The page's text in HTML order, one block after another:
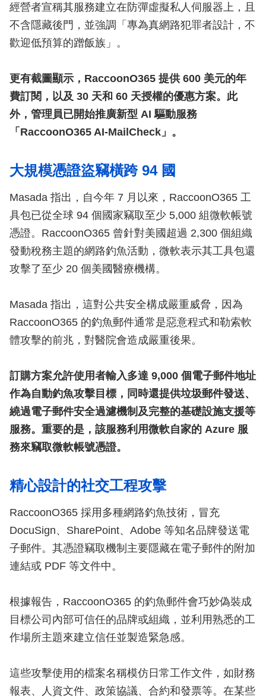
經營者宣稱其服務建立在防彈虛擬私人伺服器上，且
不含隱藏後門，並強調「專為真網路犯罪者設計，不
歡迎低預算的蹭飯族」。
更有截圖顯示，RaccoonO365 提供 600 美元的年
費訂閱，以及 30 天和 60 天授權的優惠方案。此
外，管理員已開始推廣新型 AI 驅動服務
「RaccoonO365 AI-MailCheck」。
大規模憑證盜竊橫跨 94 國
Masada 指出，自今年 7 月以來，RaccoonO365 工
具包已從全球 94 個國家竊取至少 5,000 組微軟帳號
憑證。RaccoonO365 曾針對美國超過 2,300 個組織
發動稅務主題的網路釣魚活動，微軟表示其工具包還
攻擊了至少 20 個美國醫療機構。
Masada 指出，這對公共安全構成嚴重威脅，因為
RaccoonO365 的釣魚郵件通常是惡意程式和勒索軟
體攻擊的前兆，對醫院會造成嚴重後果。
訂購方案允許使用者輸入多達 9,000 個電子郵件地址
作為自動釣魚攻擊目標，同時還提供垃圾郵件發送、
繞過電子郵件安全過濾機制及完整的基礎設施支援等
服務。重要的是，該服務利用微軟自家的 Azure 服
務來竊取微軟帳號憑證。
精心設計的社交工程攻擊
RaccoonO365 採用多種網路釣魚技術，冒充
DocuSign、SharePoint、Adobe 等知名品牌發送電
子郵件。其憑證竊取機制主要隱藏在電子郵件的附加
連結或 PDF 等文件中。
根據報告，RaccoonO365 的釣魚郵件會巧妙偽裝成
目標公司內部可信任的品牌或組織，並利用熟悉的工
作場所主題來建立信任並製造緊急感。
這些攻擊使用的檔案名稱模仿日常工作文件，如財務
報表、人資文件、政策協議、合約和發票等。在某些